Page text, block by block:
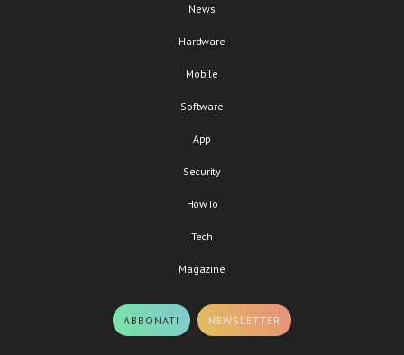
News
Hardware
Mobile
Software
App
Security
HowTo
Tech
Magazine
ABBONATI NEWSLETTER